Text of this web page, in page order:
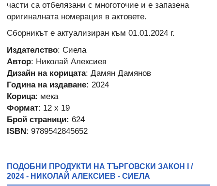
части са отбелязани с многоточие и е запазена
оригиналната номерация в актовете.
Сборникът е актуализиран към 01.01.2024 г.
Издателство: Сиела
Автор: Николай Алексиев
Дизайн на корицата: Дамян Дамянов
Година на издаване: 2024
Корица: мека
Формат: 12 х 19
Брой страници: 624
ISBN: 9789542845652
ПОДОБНИ ПРОДУКТИ НА ТЪРГОВСКИ ЗАКОН I /
2024 - НИКОЛАЙ АЛЕКСИЕВ - СИЕЛА